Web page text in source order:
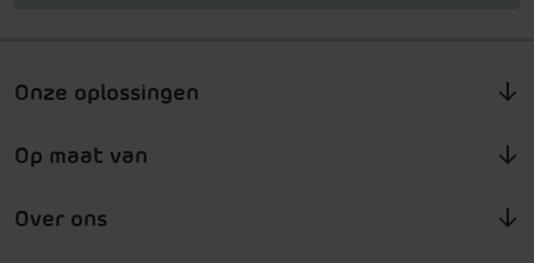
Onze oplossingen
Op maat van
Over ons